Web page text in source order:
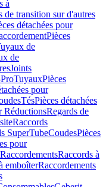
à
de transition sur d'autres
détachées pour
Pièces
de
de
Joints
TuyauxPièces
pour
TésPièces détachées
RéductionsRegards de
Raccords
SuperTubeCoudesPièces
pour
Raccords à
emboîterRaccordements